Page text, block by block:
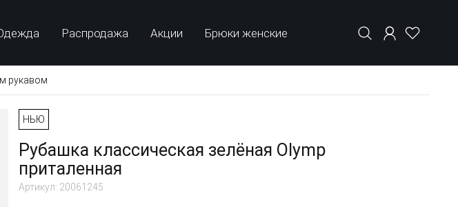
Распродажа Акции Брюки женские
рукавом
НЬЮ
Рубашка классическая зелёная Olymp
приталенная
Артикул: 20061245